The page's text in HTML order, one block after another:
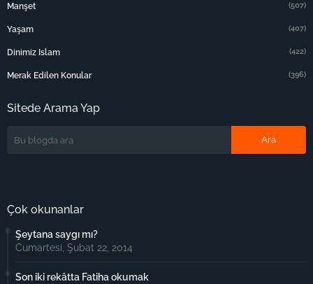
Manşet (507)
Yaşam (407)
Dinimiz Islam (422)
Merak Edilen Konular (396)
Sitede Arama Yap
Çok okunanlar
Şeytana saygı mı?
Cumartesi, Şubat 22, 2014
Son iki rekâtta Fatiha okumak